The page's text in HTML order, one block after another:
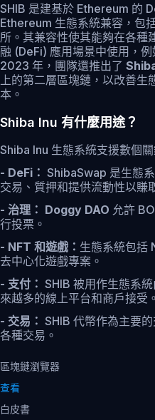
SHIB 是建基於 Ethereum 的
Ethereum 生態系統兼容，包
所。其兼容性使其能夠在各
融 (DeFi) 應用場景中使用，
2023 年，團隊還推出了
上的第二層區塊鏈，以改善
本。
Shiba Inu 有什麼用途？
Shiba Inu 生態系統支援數個關
- DeFi： ShibaSwap 是生態
交易、質押和提供流動性以賺
- 治理： Doggy DAO 允許
行投票。
- NFT 和遊戲： 生態系統包括
去中心化遊戲專案。
- 支付： SHIB 被用作生態系
來越多的線上平台和商戶接受。
- 交易： SHIB 代幣作為主要
各種交易。
區塊鏈瀏覽器
查看
白皮書